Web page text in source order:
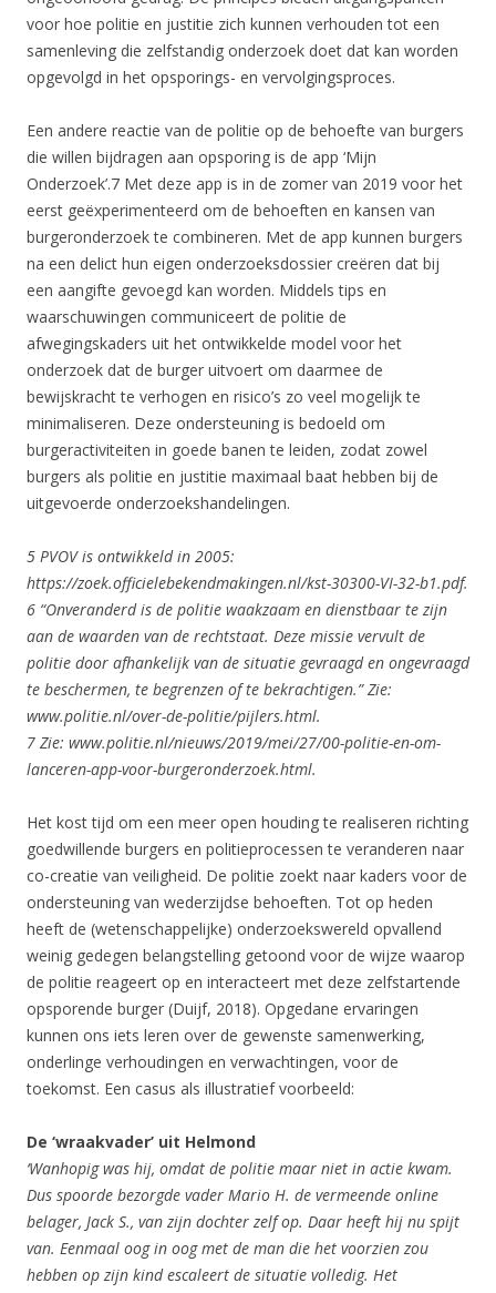
voor hoe politie en justitie zich kunnen verhouden tot een
samenleving die zelfstandig onderzoek doet dat kan worden
opgevolgd in het opsporings- en vervolgingsproces.
Een andere reactie van de politie op de behoefte van burgers
die willen bijdragen aan opsporing is de app ‘Mijn
Onderzoek’.7 Met deze app is in de zomer van 2019 voor het
eerst geëxperimenteerd om de behoeften en kansen van
burgeronderzoek te combineren. Met de app kunnen burgers
na een delict hun eigen onderzoeksdossier creëren dat bij
een aangifte gevoegd kan worden. Middels tips en
waarschuwingen communiceert de politie de
afwegingskaders uit het ontwikkelde model voor het
onderzoek dat de burger uitvoert om daarmee de
bewijskracht te verhogen en risico’s zo veel mogelijk te
minimaliseren. Deze ondersteuning is bedoeld om
burgeractiviteiten in goede banen te leiden, zodat zowel
burgers als politie en justitie maximaal baat hebben bij de
uitgevoerde onderzoekshandelingen.
5 PVOV is ontwikkeld in 2005:
https://zoek.officielebekendmakingen.nl/kst-30300-VI-32-b1.pdf.
6 “Onveranderd is de politie waakzaam en dienstbaar te zijn
aan de waarden van de rechtstaat. Deze missie vervult de
politie door afhankelijk van de situatie gevraagd en ongevraagd
te beschermen, te begrenzen of te bekrachtigen.” Zie:
www.politie.nl/over-de-politie/pijlers.html.
7 Zie: www.politie.nl/nieuws/2019/mei/27/00-politie-en-om-
lanceren-app-voor-burgeronderzoek.html.
Het kost tijd om een meer open houding te realiseren richting
goedwillende burgers en politieprocessen te veranderen naar
co-creatie van veiligheid. De politie zoekt naar kaders voor de
ondersteuning van wederzijdse behoeften. Tot op heden
heeft de (wetenschappelijke) onderzoekswereld opvallend
weinig gedegen belangstelling getoond voor de wijze waarop
de politie reageert op en interacteert met deze zelfstartende
opsporende burger (Duijf, 2018). Opgedane ervaringen
kunnen ons iets leren over de gewenste samenwerking,
onderlinge verhoudingen en verwachtingen, voor de
toekomst. Een casus als illustratief voorbeeld:
De ‘wraakvader’ uit Helmond
‘Wanhopig was hij, omdat de politie maar niet in actie kwam.
Dus spoorde bezorgde vader Mario H. de vermeende online
belager, Jack S., van zijn dochter zelf op. Daar heeft hij nu spijt
van. Eenmaal oog in oog met de man die het voorzien zou
hebben op zijn kind escaleert de situatie volledig. Het